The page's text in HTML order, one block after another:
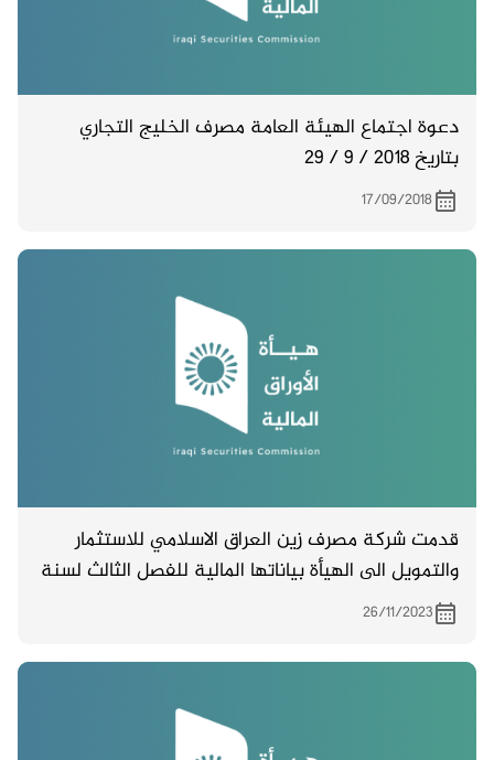
دعوة اجتماع الهيئة العامة مصرف الخليج التجاري
بتاريخ 2018 / 9 / 29
17/09/2018
قدمت شركة مصرف زين العراق الاسلامي للاستثمار
والتمويل الى الهيأة بياناتها المالية للفصل الثالث لسنة
2023
26/11/2023